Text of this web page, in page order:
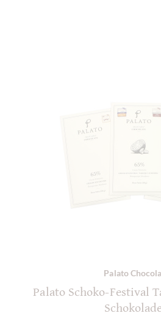
Palato
Palato Schoko-Festival